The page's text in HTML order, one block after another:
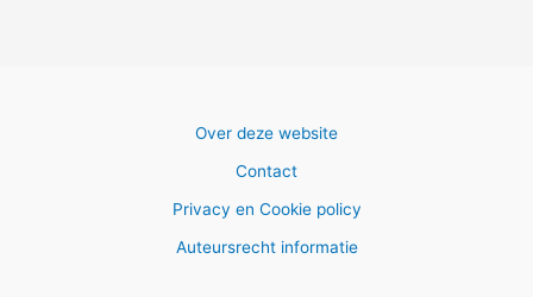
Over deze website
Contact
Privacy en Cookie policy
Auteursrecht informatie